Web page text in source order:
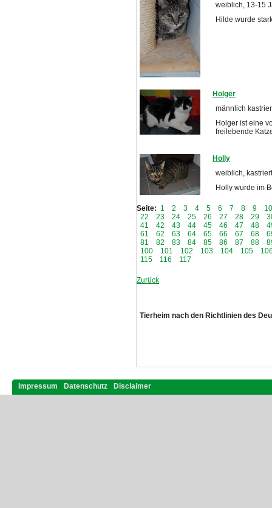
weiblich, 13-15
Hilde wurde
Holger
männlich
Holger ist eine
freilebende
Holly
weiblich,
Holly wurde im
Seite: 1 2 3 4 5 6 7 8 9
10
22
23 24 25 26 27 28 29
41
42 43 44 45 46 47 48
61
62 63 64 65 66 67 68
81
82 83 84 85 86 87 88
100
101 102 103 104 105
115
116 117
Zurück
Tierheim nach den Richtlinien des
Impressum Datenschutz Disclaimer